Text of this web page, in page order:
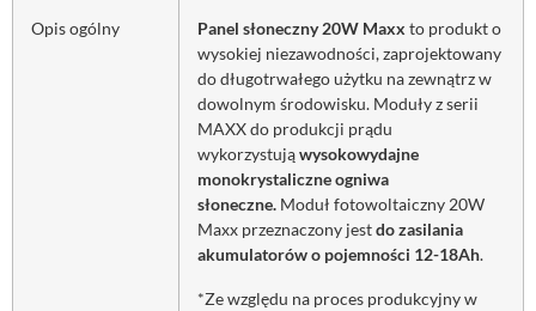
Opis ogólny Panel słoneczny 20W Maxx to produkt o
wysokiej niezawodności, zaprojektowany
do długotrwałego użytku na zewnątrz w
dowolnym środowisku. Moduły z serii
MAXX do produkcji prądu
wykorzystująwysokowydajne
monokrystaliczne ogniwa
słoneczne. Moduł fotowoltaiczny 20W
Maxx przeznaczony jestdo zasilania
akumulatorów o pojemności 12-18Ah.
*Ze względu na proces produkcyjny w